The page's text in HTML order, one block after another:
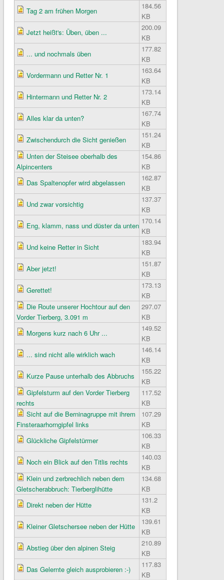
Tag 2 am frühen Morgen
184.56
KB
Jetzt heißt's: Üben, üben ...
200.09
KB
... und nochmals üben
177.82
KB
Vordermann und Retter Nr. 1
163.64
KB
Hintermann und Retter Nr. 2
173.14
KB
Alles klar da unten?
167.74
KB
Zwischendurch die Sicht genießen
151.24
KB
Unten der Steisee oberhalb des
Alpincenters
154.86
KB
Das Spaltenopfer wird abgelassen
162.87
KB
Und zwar vorsichtig
137.37
KB
Eng, klamm, nass und düster da unten
170.14
KB
Und keine Retter in Sicht
183.94
KB
Aber jetzt!
151.87
KB
Gerettet!
173.13
KB
Die Route unserer Hochtour auf den
Vorder Tierberg, 3.091 m
297.07
KB
Morgens kurz nach 6 Uhr ...
149.52
KB
... sind nicht alle wirklich wach
146.14
KB
Kurze Pause unterhalb des Abbruchs
155.22
KB
Gipfelsturm auf den Vorder Tierberg
rechts
117.52
KB
Sicht auf die Berninagruppe mit ihrem
Finsteraarhorngipfel links
107.29
KB
Glückliche Gipfelstürmer
106.33
KB
Noch ein Blick auf den Titlis rechts
140.03
KB
Klein und zerbrechlich neben dem
Gletscherabbruch: Tierberglihütte
134.68
KB
Direkt neben der Hütte
131.2
KB
Kleiner Gletschersee neben der Hütte
139.61
KB
Abstieg über den alpinen Steig
210.89
KB
Das Gelernte gleich ausprobieren :-)
117.83
KB